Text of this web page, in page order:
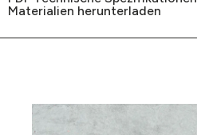
Materialien herunterladen